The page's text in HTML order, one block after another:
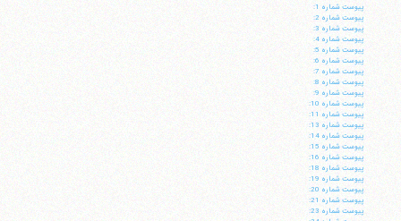
پيوست شماره 1:
پيوست شماره 2:
پيوست شماره 3:
پيوست شماره 4:
پيوست شماره 5:
پيوست شماره 6:
پيوست شماره 7:
پيوست شماره 8:
پيوست شماره 9:
پيوست شماره 10:
پيوست شماره 11:
پيوست شماره 13:
پيوست شماره 14:
پيوست شماره 15:
پيوست شماره 16:
پيوست شماره 18:
پيوست شماره 19:
پيوست شماره 20:
پيوست شماره 21:
پيوست شماره 23: